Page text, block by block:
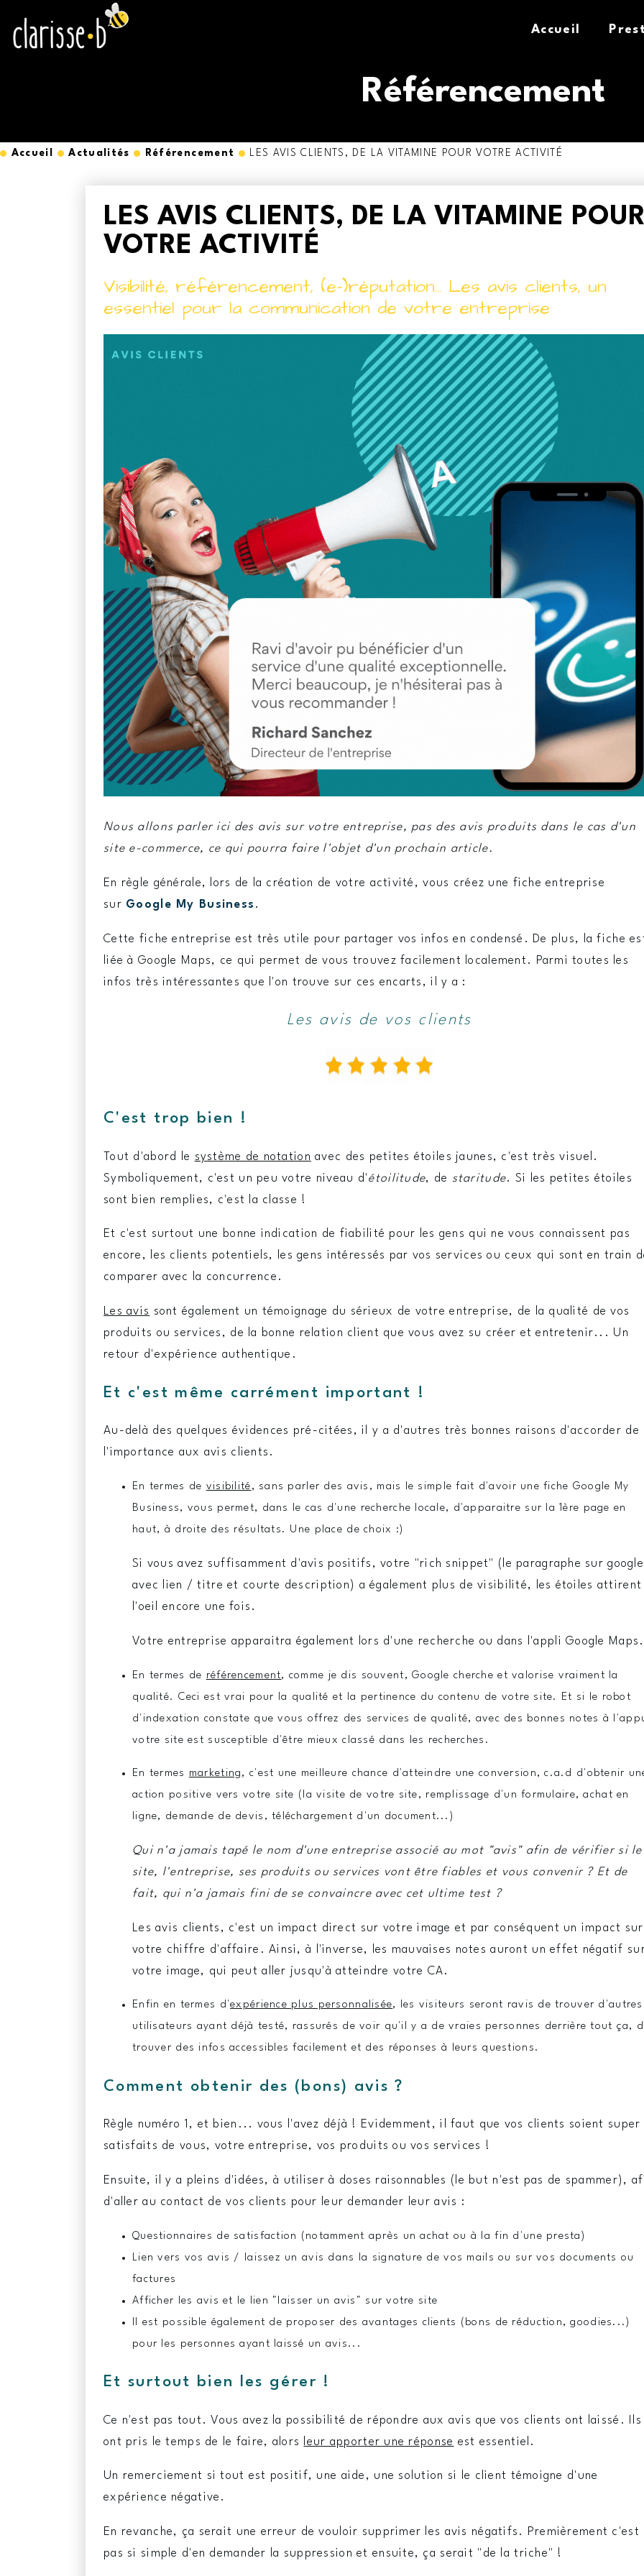
Accueil
Référencement
Accueil Actualités Référencement LES AVIS CLIENTS, DE LA VITAMINE POUR VOTRE ACTIVITÉ
LES AVIS CLIENTS, DE LA VITAMINE
VOTRE ACTIVITÉ
Visibilité, référencement, (e-)réputation... Les avis clients, un
essentiel pour la communication de votre entreprise
Nous allons parler ici des avis sur votre entreprise, pas des avis produits dans le cas d'un
site e-commerce, ce qui pourra faire l'objet d'un prochain article.
En règle générale, lors de la création de votre activité, vous créez une fiche entreprise
sur Google My Business .
Cette fiche entreprise est très utile pour partager vos infos en condensé. De plus, la fiche
liée à Google Maps, ce qui permet de vous trouvez facilement localement. Parmi toutes les
infos très intéressantes que l'on trouve sur ces encarts, il y a :
Les avis de vos clients
C'est trop bien !
Tout d'abord le système de notation avec des petites étoiles jaunes, c'est très visuel.
Symboliquement, c'est un peu votre niveau d'étoilitude, de staritude. Si les petites étoiles
sont bien remplies, c'est la classe !
Et c'est surtout une bonne indication de fiabilité pour les gens qui ne vous connaissent pas
encore, les clients potentiels, les gens intéressés par vos services ou ceux qui sont en train
comparer avec la concurrence.
Les avis sont également un témoignage du sérieux de votre entreprise, de la qualité de vos
produits ou services, de la bonne relation client que vous avez su créer et entretenir... Un
retour d'expérience authentique.
Et c'est même carrément important !
Au-delà des quelques évidences pré-citées, il y a d'autres très bonnes raisons d'accorder de
l'importance aux avis clients.
En termes de visibilité , sans parler des avis, mais le simple fait d'avoir une fiche Google My
Business, vous permet, dans le cas d'une recherche locale, d'apparaitre sur la 1ère page en
haut, à droite des résultats. Une place de choix :)
Si vous avez suffisamment d'avis positifs, votre "rich snippet" (le paragraphe sur google
avec lien / titre et courte description) a également plus de visibilité, les étoiles attirent
l'oeil encore une fois.
Votre entreprise apparaitra également lors d'une recherche ou dans l'appli Google Maps.
En termes de référencement, comme je dis souvent, Google cherche et valorise vraiment la
qualité. Ceci est vrai pour la qualité et la pertinence du contenu de votre site. Et si le robot
d'indexation constate que vous offrez des services de qualité, avec des bonnes notes à
votre site est susceptible d'être mieux classé dans les recherches.
En termes marketing , c'est une meilleure chance d'atteindre une conversion, c.a.d d'obtenir
action positive vers votre site (la visite de votre site, remplissage d'un formulaire, achat en
ligne, demande de devis, téléchargement d'un document...)
Qui n'a jamais tapé le nom d'une entreprise associé au mot "avis" afin de vérifier si le
site, l'entreprise, ses produits ou services vont être fiables et vous convenir ? Et de
fait, qui n'a jamais fini de se convaincre avec cet ultime test ?
Les avis clients, c'est un impact direct sur votre image et par conséquent un impact sur
votre chiffre d'affaire. Ainsi, à l'inverse, les mauvaises notes auront un effet négatif
votre image, qui peut aller jusqu'à atteindre votre CA.
Enfin en termes d'expérience plus personnalisée, les visiteurs seront ravis de trouver d'autres
utilisateurs ayant déjà testé, rassurés de voir qu'il y a de vraies personnes derrière tout ça,
trouver des infos accessibles facilement et des réponses à leurs questions.
Comment obtenir des (bons) avis ?
Règle numéro 1, et bien... vous l'avez déjà ! Evidemment, il faut que vos clients soient super
satisfaits de vous, votre entreprise, vos produits ou vos services !
Ensuite, il y a pleins d'idées, à utiliser à doses raisonnables (le but n'est pas de spammer),
d'aller au contact de vos clients pour leur demander leur avis :
Questionnaires de satisfaction (notamment après un achat ou à la fin d'une presta)
Lien vers vos avis / laissez un avis dans la signature de vos mails ou sur vos documents ou
factures
Afficher les avis et le lien "laisser un avis" sur votre site
Il est possible également de proposer des avantages clients (bons de réduction, goodies...)
pour les personnes ayant laissé un avis...
Et surtout bien les gérer !
Ce n'est pas tout. Vous avez la possibilité de répondre aux avis que vos clients ont laissé. Ils
ont pris le temps de le faire, alors
leur apporter une réponse est essentiel.
Un remerciement si tout est positif, une aide, une solution si le client témoigne d'une
expérience négative.
En revanche, ça serait une erreur de vouloir supprimer les avis négatifs. Premièrement c'est
pas si simple d'en demander la suppression et ensuite, ça serait "de la triche" !